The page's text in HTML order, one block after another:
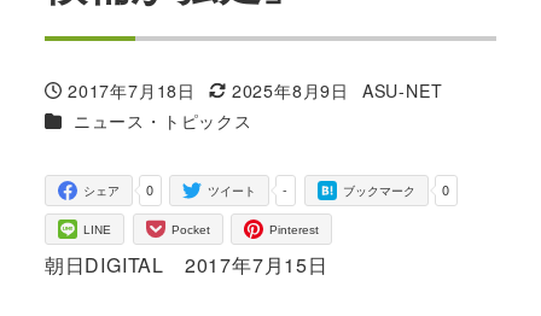
投稿日
2017年7月18日
更新日
2025年8月9日
著
ASU-NET
カテゴリー
ニュース・トピックス
0
シェア -
ツイート 0
ブックマーク
LINE Pocket Pinterest
朝日DIGITAL 2017年7月15日